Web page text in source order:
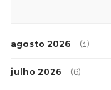
agosto 2026 (1)
julho 2026 (6)